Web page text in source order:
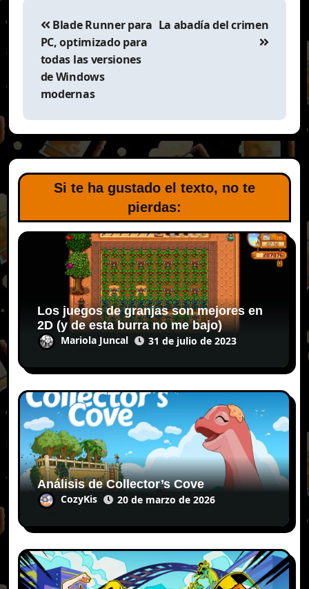
Navegación
entradas
Blade Runner para
PC, optimizado para
todas las versiones
de Windows
modernas
La abadía del crimen
Si te ha gustado el texto, no te
pierdas:
Los juegos de granjas son mejores en
2D (y de esta burra no me bajo)
Mariola Juncal 31 de julio de 2023
Análisis de Collector’s Cove
CozyKis 20 de marzo de 2026